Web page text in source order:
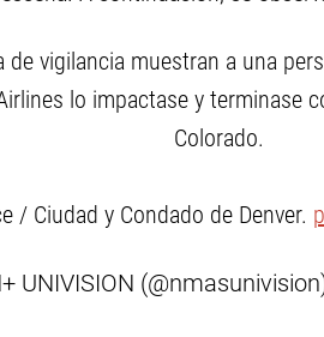
de vigilancia muestran a una
lo impactase y terminase
Colorado.
/ Ciudad y Condado de Denver.
UNIVISION